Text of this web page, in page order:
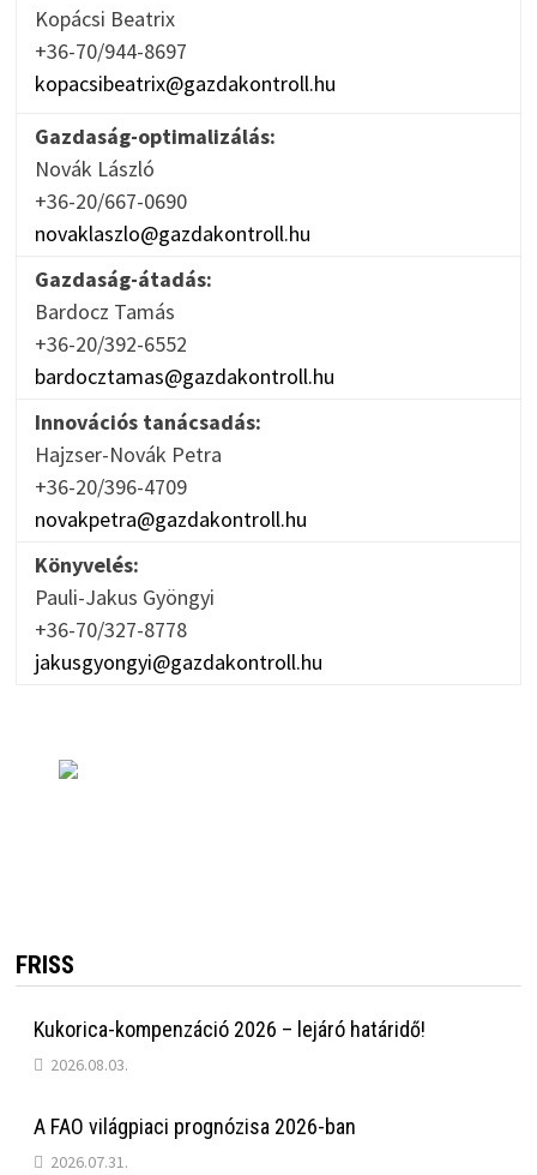
Kopácsi Beatrix
+36-70/944-8697
kopacsibeatrix@gazdakontroll.hu
Gazdaság-optimalizálás:
Novák László
+36-20/667-0690
novaklaszlo@gazdakontroll.hu
Gazdaság-átadás:
Bardocz Tamás
+36-20/392-6552
bardocztamas@gazdakontroll.hu
Innovációs tanácsadás:
Hajzser-Novák Petra
+36-20/396-4709
novakpetra@gazdakontroll.hu
Könyvelés:
Pauli-Jakus Gyöngyi
+36-70/327-8778
jakusgyongyi@gazdakontroll.hu
FRISS
Kukorica-kompenzáció 2026 – lejáró határidő!
2026.08.03.
A FAO világpiaci prognózisa 2026-ban
2026.07.31.